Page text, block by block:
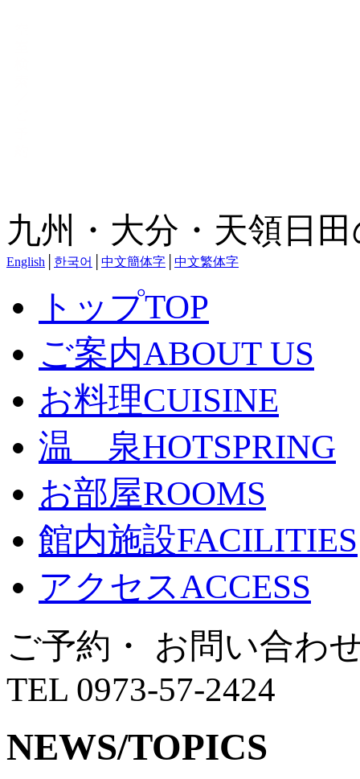
九州・大分・天領日
English 한국어 中文簡体字 中文繁体字
トップTOP
ご案内ABOUT US
お料理CUISINE
温 泉HOTSPRING
お部屋ROOMS
館内施設FACILITIES
アクセスACCESS
ご予約・ お問い合わ
TEL 0973-57-2424
NEWS/TOPICS